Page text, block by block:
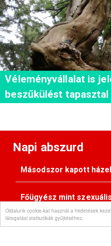
Oldalunk cookie-kat használ a hirdetések
látogatási statisztikák gyűjtéséhez.
Véleményvállalat is
beszűkülést tapasztal
Napi abszurd
Másodszor kapott
Főügyész mint
Pimasz önkényúr